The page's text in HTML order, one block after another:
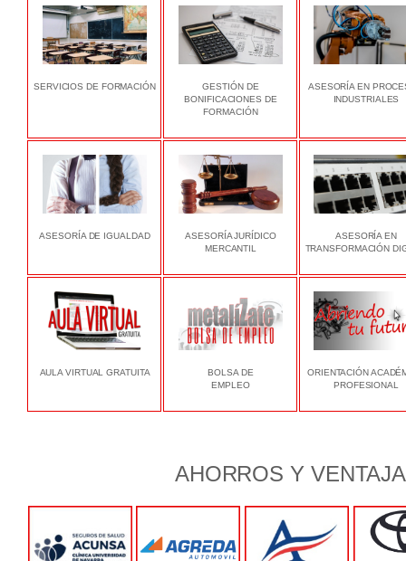
SERVICIOS DE FORMACIÓN
GESTIÓN DE
BONIFICACIONES DE
FORMACIÓN
ASESORÍA EN
INDUSTRIALES
ASESORÍA DE IGUALDAD
ASESORÍA JURÍDICO
MERCANTIL
ASESORÍA EN
TRANSFORMACIÓN
AULA VIRTUAL GRATUITA
BOLSA DE
EMPLEO
ORIENTACIÓN
PROFESIONAL
AHORROS Y